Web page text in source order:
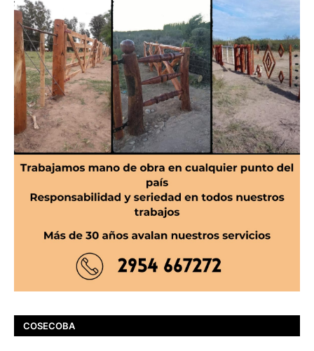
COSECOBA